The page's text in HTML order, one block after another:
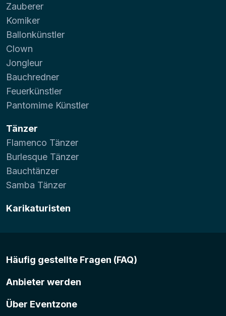
Zauberer
Komiker
Ballonkünstler
Clown
Jongleur
Bauchredner
Feuerkünstler
Pantomime Künstler
Tänzer
Flamenco Tänzer
Burlesque Tänzer
Bauchtänzer
Samba Tänzer
Karikaturisten
Häufig gestellte Fragen (FAQ)
Anbieter werden
Über Eventzone